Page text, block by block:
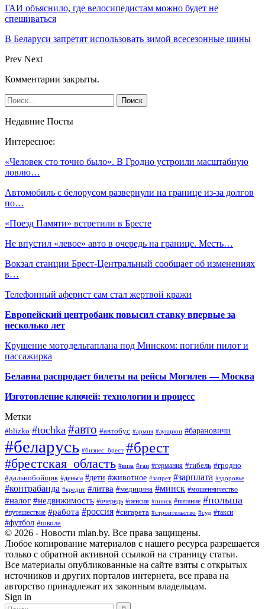
ГАИ объяснило, где велосипедистам можно будет не
спешиваться
В Беларуси запретят использовать зимой всесезонные шины
Prev Next
Комментарии закрыты.
Недавние Посты
Интересное:
«Человек сто точно было». В Гродно устроили масштабную
ловлю…
Автомобиль с белорусом развернули на границе из-за долгов
по…
«Поезд Памяти» встретили в Бресте
Не впустил «левое» авто в очередь на границе. Месть…
Вокзал станции Брест-Центральный сообщает об изменениях
в…
Телефонный аферист сам стал жертвой кражи
Европейский центробанк повысил ставку впервые за
несколько лет
Крушение мотодельтаплана под Минском: погибли пилот и
пассажирка
Белавиа распродает билеты на рейсы Могилев — Москва
Изготовление ключей: технологии и процесс
Метки
#blizko #tochka #авто #автобус #армия #аукцион #барановичи
#беларусь #бизнес_брест #брест
#брестская_область #виза #гаи #германия #гибель #гродно
#дальнобойщик #деньга #дети #животное #запрет #зарплата #здоровье
#контрабанда #кредит #литва #медицина #минск #мошенничество
#налог #недвижимость #очередь #пенсия #пинск #питание #польша
#путешествие #работа #россия #сигарета #строительство #суд #такси
#футбол #школа
© 2026 - Новости mlan.by. Все права защищены.
Любое копирование материалов с нашего ресурса разрешается
только с обратной активной ссылкой на страницу статьи.
Все материалы опубликованные на сайте взяты с открытых
источников и других порталов интернета, все права на
авторство принадлежат их законным владельцам.
Sign in